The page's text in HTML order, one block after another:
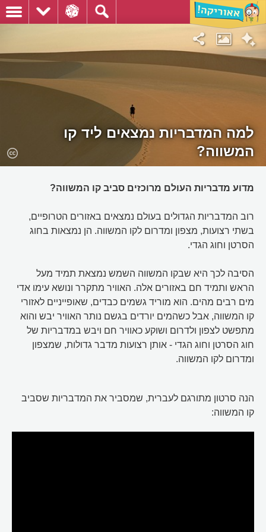
למה המדבריות נמצאים ליד קו
המשווה?
מדוע מדבריות העולם מרוכזים סביב קו המשווה?
רוב המדבריות הגדולים בעולם נמצאים באזורים הטרופיים,
בשתי רצועות, מצפון ומדרום לקו המשווה. הן נמצאות בחוג
הסרטן וחוג הגדי.
הסיבה לכך היא שבקו המשווה השמש נמצאת תמיד מעל
הראש ותמיד חם באזורים אלה. האוויר מתקרר ונושא עימו אדי
מים רבים מהים. הוא מוריד גשמים כבדים, שאופייניים לאזורי
קו המשווה, אבל כשהמים יורדים בגשם נותר האוויר יבש והוא
מתפשט לצפון ולדרום ושוקע כאוויר חם ויבש במדבריות של
חוג הסרטן וחוג הגדי - אותן רצועות מדבר גדולות, שמצפון
ומדרום לקו המשווה.
הנה סרטון מתורגם לעברית, שמסביר את המדבריות שסביב
קו המשווה: